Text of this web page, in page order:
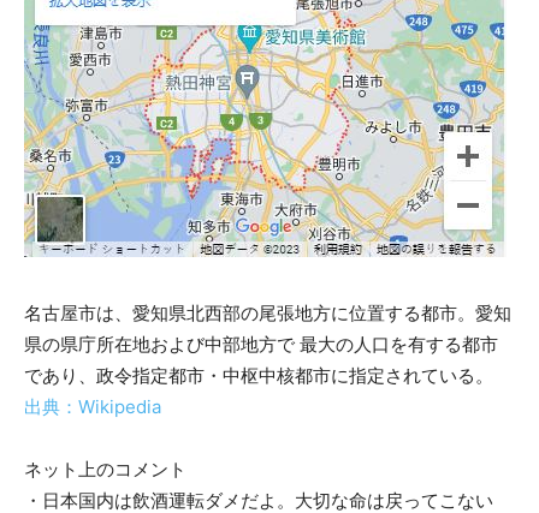
名古屋市は、愛知県北西部の尾張地方に位置する都市。愛知
県の県庁所在地および中部地方で 最大の人口を有する都市
であり、政令指定都市・中枢中核都市に指定されている。
出典：Wikipedia
ネット上のコメント
・日本国内は飲酒運転ダメだよ。大切な命は戻ってこない